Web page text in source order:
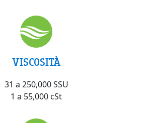
VISCOSITÀ
31 a 250,000 SSU
1 a 55,000 cSt